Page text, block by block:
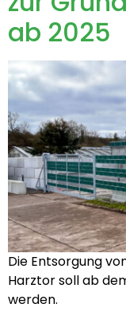
ab 2025
Die Entsorgung
Harztor soll ab
werden.